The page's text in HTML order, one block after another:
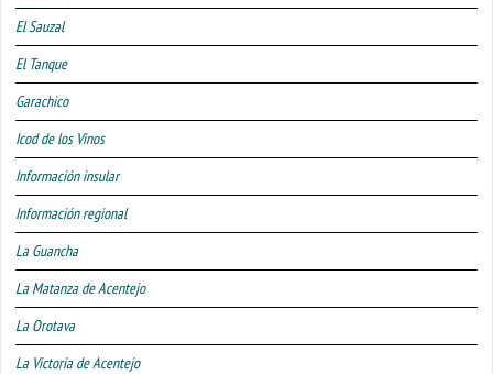
El Sauzal
El Tanque
Garachico
Icod de los Vinos
Información insular
Información regional
La Guancha
La Matanza de Acentejo
La Orotava
La Victoria de Acentejo